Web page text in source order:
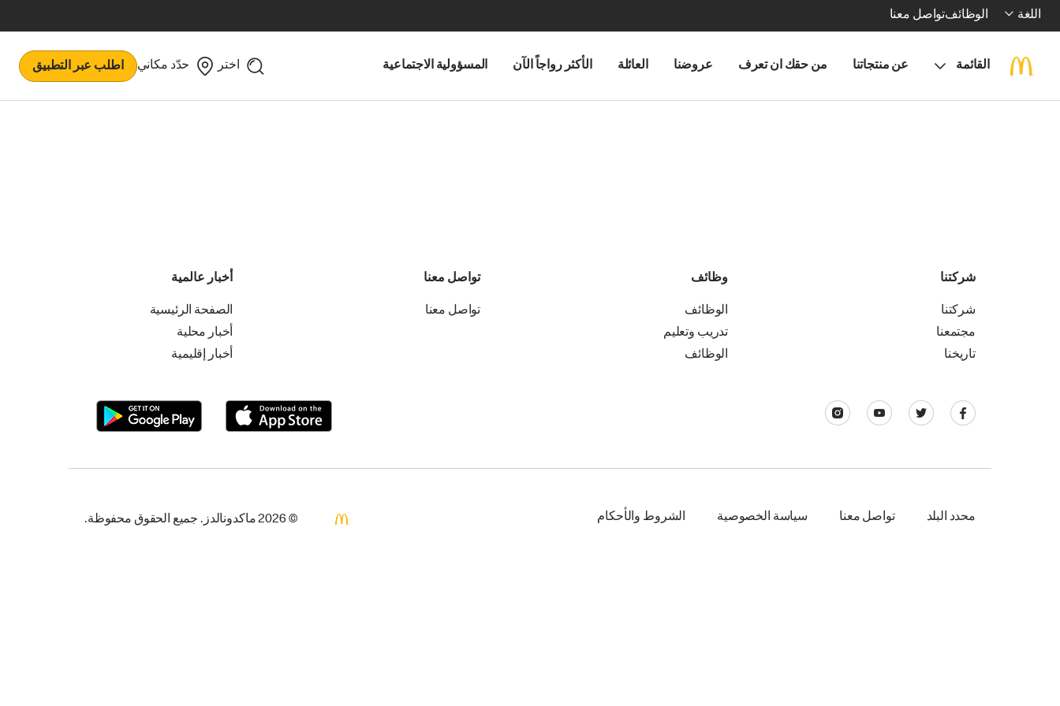
اللغة الوظائفتواصل معنا
القائمة عن منتجاتنا من حقك ان تعرف عروضنا العائلة الأكثر رواجاً الآن المسؤولية الاجتماعية اختر حدّد مكاني اطلب عبر التطبيق
شركتنا
شركتنا
مجتمعنا
تاريخنا
وظائف
الوظائف
تدريب وتعليم
الوظائف
تواصل معنا
تواصل معنا
أخبار عالمية
الصفحة الرئيسية
أخبار محلية
أخبار إقليمية
محدد البلد تواصل معنا سياسة الخصوصية الشروط والأحكام © 2026 ماكدونالدز. جميع الحقوق محفوظة.